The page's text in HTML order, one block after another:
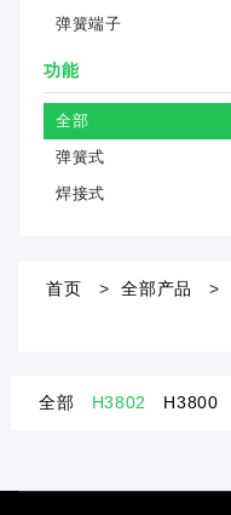
弹簧端子
功能
全部
弹簧式
焊接式
首页 全部产品
全部 H3802 H3800